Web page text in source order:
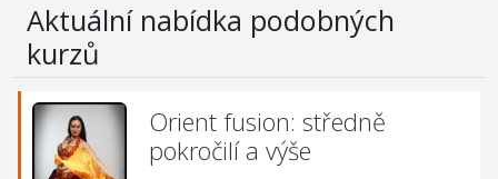
Aktuální nabídka podobných
kurzů
Orient fusion: středně
pokročilí a výše